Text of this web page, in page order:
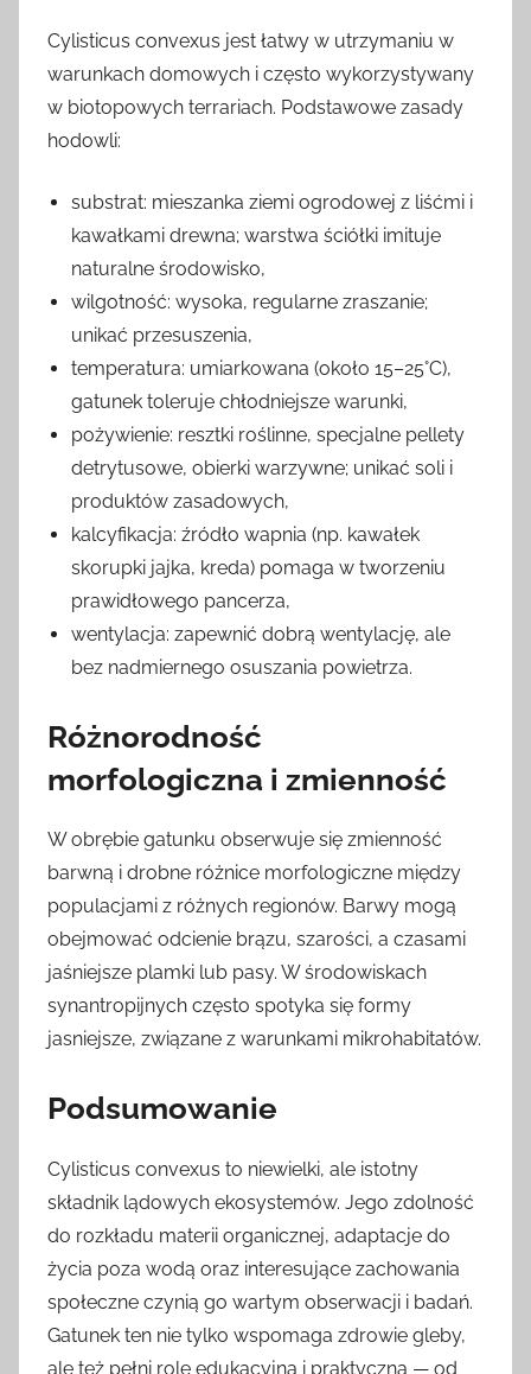
Cylisticus convexus jest łatwy w utrzymaniu w
warunkach domowych i często wykorzystywany
w biotopowych terrariach. Podstawowe zasady
hodowli:
substrat: mieszanka ziemi ogrodowej z liśćmi i
kawałkami drewna; warstwa ściółki imituje
naturalne środowisko,
wilgotność: wysoka, regularne zraszanie;
unikać przesuszenia,
temperatura: umiarkowana (około 15–25°C),
gatunek toleruje chłodniejsze warunki,
pożywienie: resztki roślinne, specjalne pellety
detrytusowe, obierki warzywne; unikać soli i
produktów zasadowych,
kalcyfikacja: źródło wapnia (np. kawałek
skorupki jajka, kreda) pomaga w tworzeniu
prawidłowego pancerza,
wentylacja: zapewnić dobrą wentylację, ale
bez nadmiernego osuszania powietrza.
Różnorodność
morfologiczna i zmienność
W obrębie gatunku obserwuje się zmienność
barwną i drobne różnice morfologiczne między
populacjami z różnych regionów. Barwy mogą
obejmować odcienie brązu, szarości, a czasami
jaśniejsze plamki lub pasy. W środowiskach
synantropijnych często spotyka się formy
jasniejsze, związane z warunkami mikrohabitatów.
Podsumowanie
Cylisticus convexus to niewielki, ale istotny
składnik lądowych ekosystemów. Jego zdolność
do rozkładu materii organicznej, adaptacje do
życia poza wodą oraz interesujące zachowania
społeczne czynią go wartym obserwacji i badań.
Gatunek ten nie tylko wspomaga zdrowie gleby,
ale też pełni rolę edukacyjną i praktyczną — od